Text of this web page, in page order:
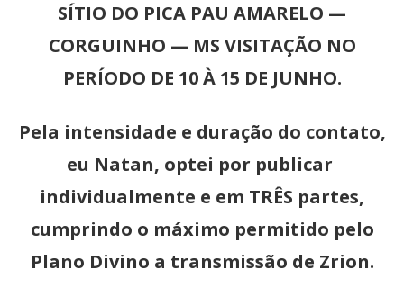
SÍTIO DO PICA PAU AMARELO —
CORGUINHO — MS VISITAÇÃO NO
PERÍODO DE 10 À 15 DE JUNHO.
Pela intensidade e duração do contato,
eu Natan, optei por publicar
individualmente e em TRÊS partes,
cumprindo o máximo permitido pelo
Plano Divino a transmissão de Zrion.